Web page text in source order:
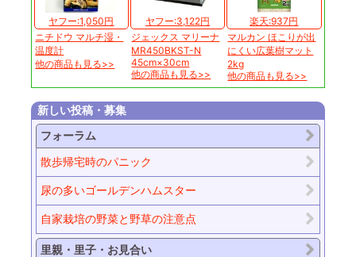
ヤフー:1,050円
ニチドウ マルチ湿・
温度計
他の商品も見る>>
ヤフー:3,122円
ジェックス マリーナ
MR450BKST-N
45cm×30cm
他の商品も見る>>
楽天:937円
マルカン ほこりが出
にくい広葉樹マット
2kg
他の商品も見る>>
新しい投稿・募集
フォーラム
散歩帰宅時のパニック
尿の多いゴールデンハムスター
自家栽培の野菜と野草の注意点
里親・里子・お見合い